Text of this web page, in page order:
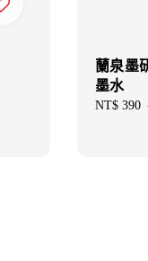
蘭泉墨
墨水
Sale
NT$ 390